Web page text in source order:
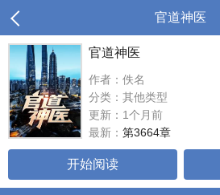
官道神医
官道神医
作者：佚名
分类：其他类型
更新：1个月前
最新： 第3664章
开始阅读